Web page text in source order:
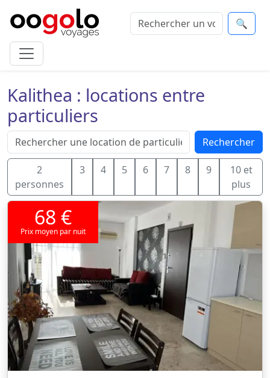
🔍
Kalithea : locations entre
particuliers
Rechercher
2
personnes
3 4 5 6 7 8 9
10 et
plus
68 €
Prix moyen par nuit